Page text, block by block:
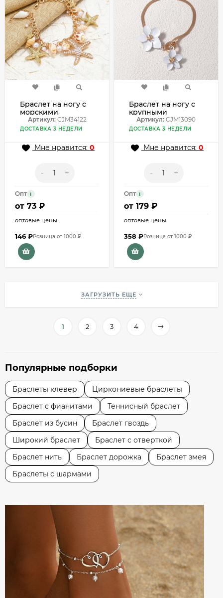
Браслет на ногу с
морскими
звездами и
жемчугом CJM34122
Артикул:CJM34122
ДОСТАВКА 3 НЕДЕЛИ
Мне нравится: 0
- +
Опт i
от 73 ₽
оптовые цены
146 ₽Розница от 1000 ₽
Браслет на ногу с
крупными
розовыми цветами
CJM13090
Артикул: CJM13090
ДОСТАВКА 3 НЕДЕЛИ
Мне нравится: 0
- +
Опт i
от 179 ₽
оптовые цены
358 ₽Розница от 1000 ₽
ЗАГРУЗИТЬ ЕЩЕ
1 2 3 4
Популярные подборки
Браслеты клевер
Циркониевые браслеты
Браслет с фианитами
Теннисный браслет
Браслет из бусин
Браслет гвоздь
Широкий браслет
Браслет с отверткой
Браслет нить
Браслет дорожка
Браслет змея
Браслеты с шармами